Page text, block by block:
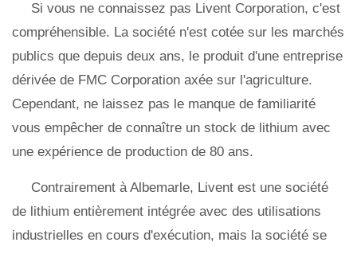
Si vous ne connaissez pas Livent Corporation, c'est
compréhensible. La société n'est cotée sur les marchés
publics que depuis deux ans, le produit d'une entreprise
dérivée de FMC Corporation axée sur l'agriculture.
Cependant, ne laissez pas le manque de familiarité
vous empêcher de connaître un stock de lithium avec
une expérience de production de 80 ans.
Contrairement à Albemarle, Livent est une société
de lithium entièrement intégrée avec des utilisations
industrielles en cours d'exécution, mais la société se